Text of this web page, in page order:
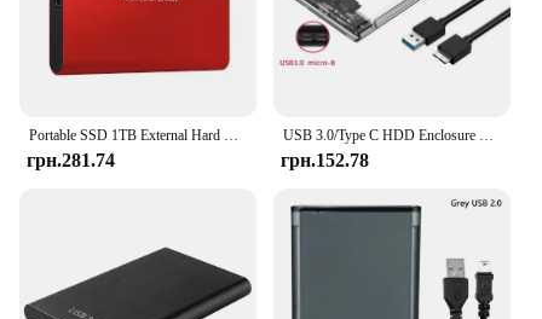
грн.281.74 грн.152.78